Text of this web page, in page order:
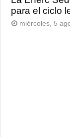
para el ciclo
miércoles, 5